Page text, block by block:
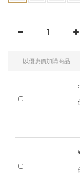
以優惠價加購商品